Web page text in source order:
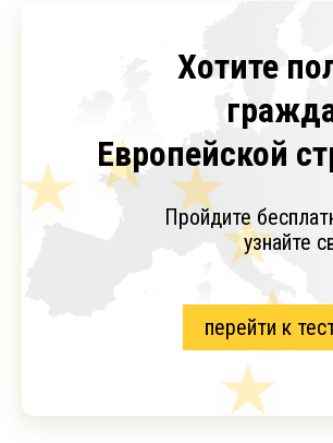
Хотите
Европейской
Пройдите
узнайте
перейти к